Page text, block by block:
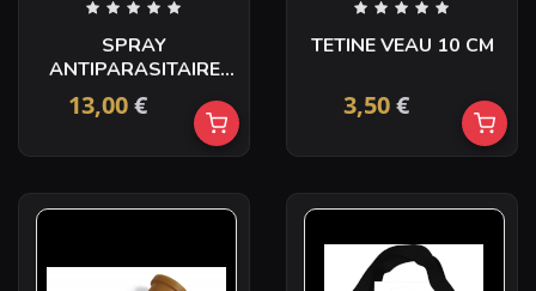
SPRAY
ANTIPARASITAIRE
SERIBOMBE 150ML
13,00€
TETINE VEAU 10 CM
3,50€